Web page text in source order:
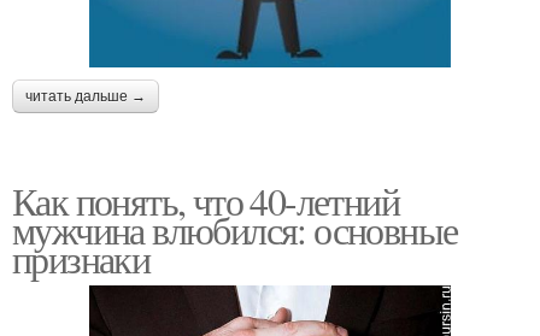
читать дальше →
Как понять, что 40-летний
мужчина влюбился: основные
признаки